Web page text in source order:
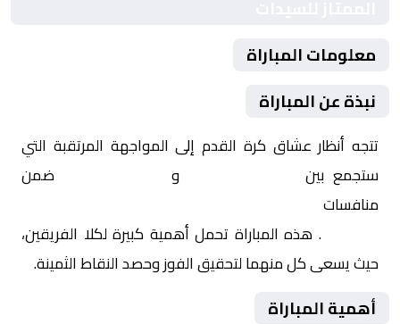
معلومات المباراة
نبذة عن المباراة
تتجه أنظار عشاق كرة القدم إلى المواجهة المرتقبة التي
ستجمع بين
و
ضمن
منافسات
. هذه المباراة تحمل أهمية كبيرة لكلا الفريقين،
حيث يسعى كل منهما لتحقيق الفوز وحصد النقاط الثمينة.
أهمية المباراة